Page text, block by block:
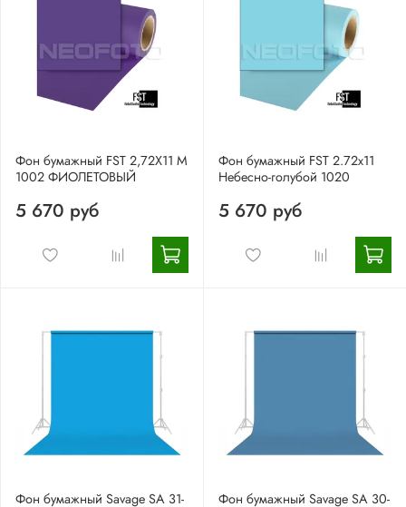
Фон бумажный FST 2,72X11 M
1002 ФИОЛЕТОВЫЙ
5 670 руб
Фон бумажный FST 2.72х11
Небесно-голубой 1020
5 670 руб
Фон бумажный Savage SA 31-
Фон бумажный Savage SA 30-